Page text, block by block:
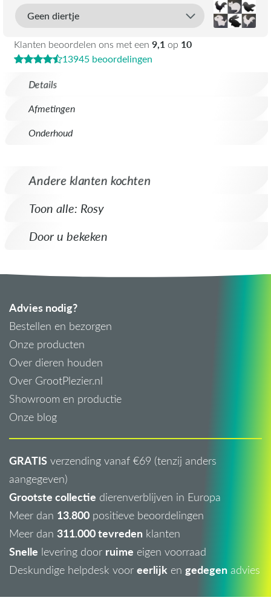
Details
Afmetingen
Onderhoud
Klanten beoordelen ons met een 9,1 op 10
13945 beoordelingen
Andere klanten kochten
Toon alle: Rosy
Door u bekeken
Advies nodig?
Bestellen en bezorgen
Onze producten
Over dieren houden
Over GrootPlezier.nl
Showroom en productie
Onze blog
GRATIS verzending vanaf €69 (tenzij anders
aangegeven)
Grootste collectie dierenverblijven in Europa
Meer dan 13.800 positieve beoordelingen
Meer dan 311.000 tevreden klanten
Snelle levering door ruime eigen voorraad
Deskundige helpdesk voor eerlijk en gedegen advies